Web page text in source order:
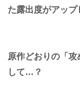
た露出度がアップ
原作どおりの「
して…？